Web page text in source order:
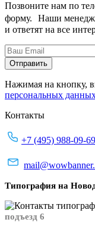
Позвоните нам по
форму. Наши
и ответят на все
Нажимая на кнопку,
персональных
Контакты
+7 (495) 988-09-69
Типография на
подъезд 6